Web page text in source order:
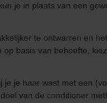
je in plaats van een
te ontwarren en
basis van behoefte,
je haar wast met een
van de conditioner